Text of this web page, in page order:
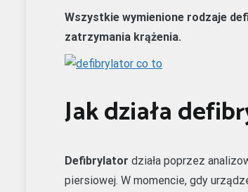
Wszystkie wymienione rodzaje
zatrzymania krążenia.
Jak działa
Defibrylator działa poprzez
piersiowej. W momencie, gdy